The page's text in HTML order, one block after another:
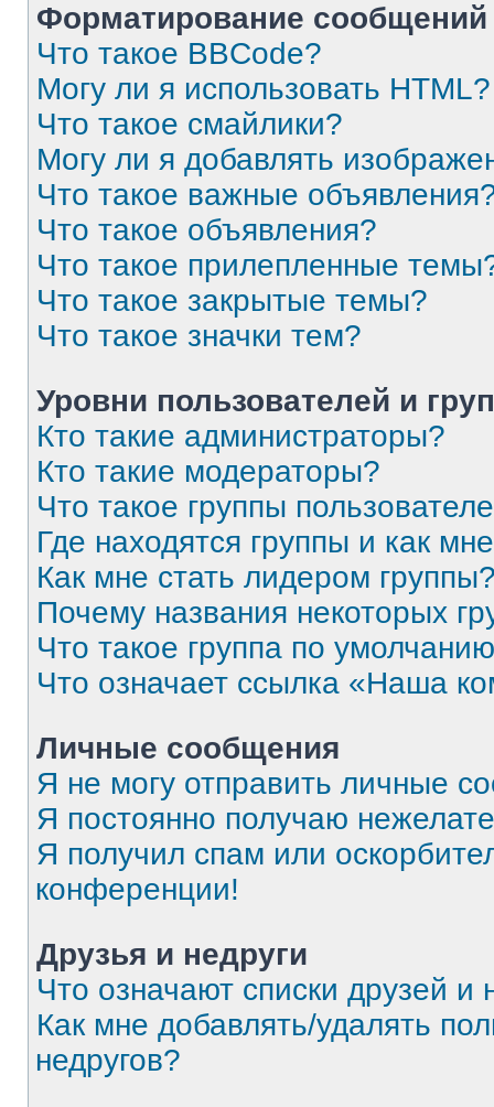
Форматирование
Что такое BBCode?
Могу ли я использовать HTML?
Что такое смайлики?
Могу ли я добавлять
Что такое важные
Что такое объявления?
Что такое прилепленные
Что такое закрытые темы?
Что такое значки тем?
Уровни пользователей и
Кто такие администраторы?
Кто такие модераторы?
Что такое группы
Где находятся группы и как
Как мне стать лидером
Почему названия некоторых
Что такое группа по
Что означает ссылка «Наша
Личные сообщения
Я не могу отправить личные
Я постоянно получаю
Я получил спам или
конференции!
Друзья и недруги
Что означают списки друзей и
Как мне добавлять/удалять
недругов?